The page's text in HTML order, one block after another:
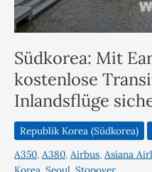
Südkorea: Mit
kostenlose
Inlandsflüge
Republik Korea (Südkorea)
A350, A380, Airbus, Asiana